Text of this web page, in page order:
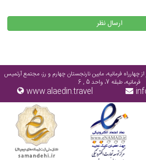
ارسال نظر
از چهارراه فرمانیه، مابین نارنجستان چهارم و رز، مجتمع آرتمیس
فرمانیه، طبقه 7، واحد 5 , 6
www.alaedin.travel